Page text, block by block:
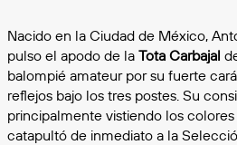
Nacido en la Ciudad de México,
pulso el apodo de la Tota Carbajal
balompié amateur por su fuerte
reflejos bajo los tres postes. Su
principalmente vistiendo los
catapultó de inmediato a la